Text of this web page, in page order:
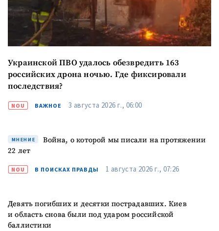
Украинской ПВО удалось обезвредить 163
российских дрона ночью. Где фиксировали
последствия?
NOU ВАЖНОЕ 3 августа 2026 г., 06:00
МНЕНИЕ
Война, о которой мы писали на протяжении
22 лет
NOU В ПОИСКАХ ПРАВДЫ 1 августа 2026 г., 07:26
Девять погибших и десятки пострадавших. Киев
и область снова были под ударом российской
баллистики